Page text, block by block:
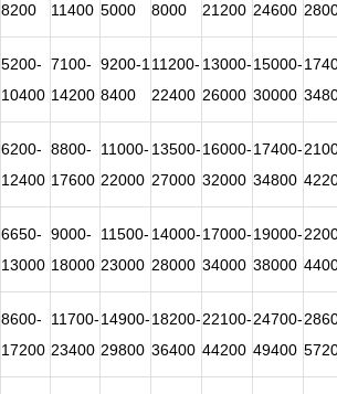
8200
11400 5000
8000
21200 24600
5200-
10400
7100-
14200
9200-1
8400
11200-
22400
13000-
26000
15000-
30000
6200-
12400
8800-
17600
11000-
22000
13500-
27000
16000-
32000
17400-
34800
6650-
13000
9000-
18000
11500-
23000
14000-
28000
17000-
34000
19000-
38000
8600-
17200
11700-
23400
14900-
29800
18200-
36400
22100-
44200
24700-
49400